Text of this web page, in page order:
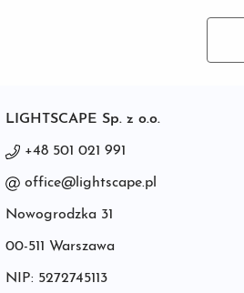
LIGHTSCAPE Sp. z o.o.
+48 501 021 991
office@lightscape.pl
Nowogrodzka 31
00-511 Warszawa
NIP: 5272745113